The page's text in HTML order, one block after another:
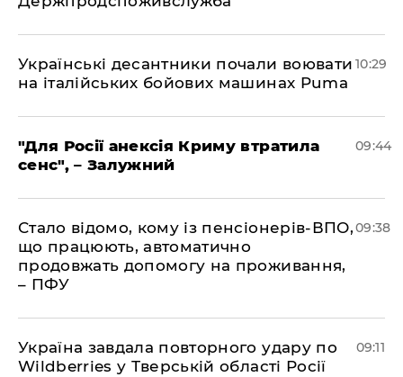
Українські десантники почали воювати
на італійських бойових машинах Puma
10:29
"Для Росії анексія Криму втратила
сенс", – Залужний
09:44
Стало відомо, кому із пенсіонерів-ВПО,
що працюють, автоматично
продовжать допомогу на проживання,
– ПФУ
09:38
Україна завдала повторного удару по
Wildberries у Тверській області Росії
09:11